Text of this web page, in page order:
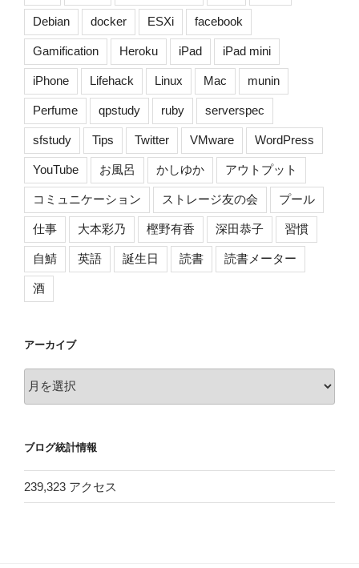
Debian docker ESXi facebook
Gamification Heroku iPad iPad mini
iPhone Lifehack Linux Mac munin
Perfume qpstudy ruby serverspec
sfstudy Tips Twitter VMware WordPress
YouTube お風呂 かしゆか アウトプット
コミュニケーション ストレージ友の会 プール
仕事 大本彩乃 樫野有香 深田恭子 習慣
自鯖 英語 誕生日 読書 読書メーター
酒
アーカイブ
ー
ブ
ブログ統計情報
239,323 アクセス